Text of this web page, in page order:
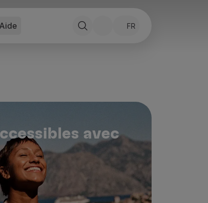
Aide FR
avec